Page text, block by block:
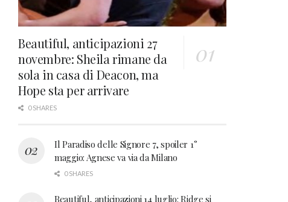
Beautiful, anticipazioni 27
novembre: Sheila rimane da
sola in casa di Deacon, ma
Hope sta per arrivare
0 SHARES
Il Paradiso delle Signore 7, spoiler 1°
maggio: Agnese va via da Milano
0 SHARES
Beautiful, anticipazioni 14 luglio: Ridge si